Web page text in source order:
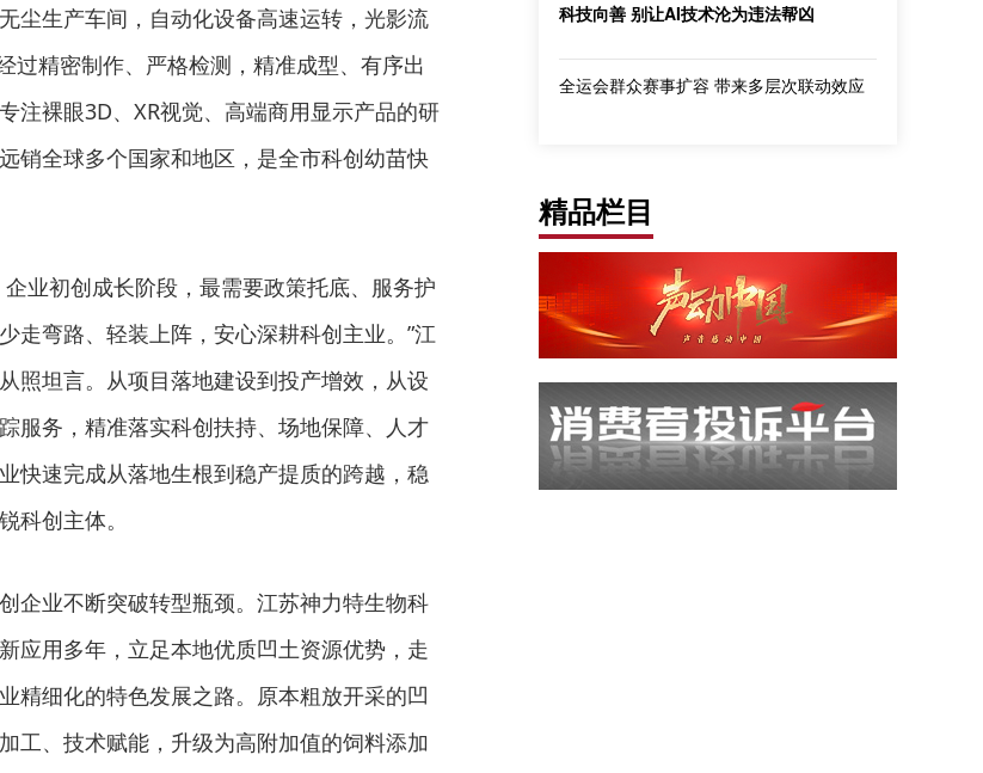
尘生产车间，自动化设备高速运转，光影流
过精密制作、严格检测，精准成型、有序出
注裸眼3D、XR视觉、高端商用显示产品的研
销全球多个国家和地区，是全市科创幼苗快
业初创成长阶段，最需要政策托底、服务护
走弯路、轻装上阵，安心深耕科创主业。”江
照坦言。从项目落地建设到投产增效，从设
服务，精准落实科创扶持、场地保障、人才
快速完成从落地生根到稳产提质的跨越，稳
科创主体。
企业不断突破转型瓶颈。江苏神力特生物科
应用多年，立足本地优质凹土资源优势，走
精细化的特色发展之路。原本粗放开采的凹
工、技术赋能，升级为高附加值的饲料添加
科技向善 别让AI技术沦为违法帮凶
全运会群众赛事扩容 带来多层次联动效应
精品栏目